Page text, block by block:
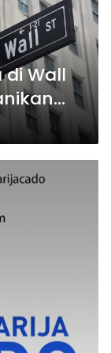
di Wall